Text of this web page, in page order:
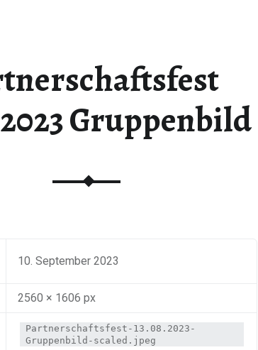
Gruppenbild
10. September 2023
2560 × 1606 px
Partnerschaftsfest-13.08.2023-
Gruppenbild-scaled.jpeg